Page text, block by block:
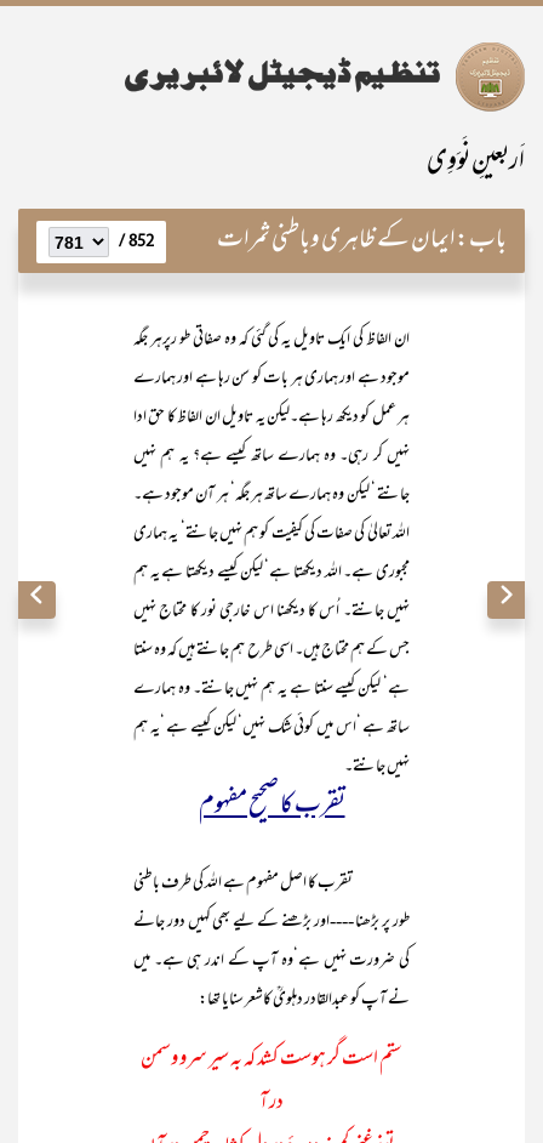
اَربعینِ نَوَوِی
باب:ایمان کے ظاہری وباطنی ثمرات 852 /
ان الفاظ کی ایک تاویل یہ کی گئی کہ وہ صفاتی طو رپرہر جگہ
موجود ہے اور ہماری ہر بات کو سن رہا ہے اور ہمارے
ہر عمل کو دیکھ رہا ہے۔لیکن یہ تاویل ان الفاظ کا حق ادا
نہیں کر رہی۔ وہ ہمارے ساتھ کیسے ہے؟ یہ ہم نہیں
جانتے ‘ لیکن وہ ہمارے ساتھ ہر جگہ‘ ہر آن موجود ہے۔
اللہ تعالیٰ کی صفات کی کیفیت کو ہم نہیں جانتے‘ یہ ہماری
مجبوری ہے۔ اللہ دیکھتا ہے‘ لیکن کیسے دیکھتا ہے یہ ہم
نہیں جانتے۔ اُس کا دیکھنا اس خارجی نور کا محتاج نہیں
جس کے ہم محتاج ہیں۔ اسی طرح ہم جانتے ہیں کہ وہ سنتا
ہے‘ لیکن کیسے سنتا ہے یہ ہم نہیں جانتے۔ وہ ہمارے
ساتھ ہے ‘اس میں کوئی شک نہیں‘ لیکن کیسے ہے ‘یہ ہم
نہیں جانتے۔
تقرب کا صحیح مفہوم
تقرب کا اصل مفہوم ہے اللہ کی طرف باطنی
طور پر بڑھنا ----اور بڑھنے کے لیے بھی کہیں دور جانے
کی ضرورت نہیں ہے‘وہ آپ کے اندر ہی ہے۔ میں
نے آپ کو عبدالقادر دہلویؒ کاشعر سنایا تھا:
ستم است گر ہوست کشد کہ بہ سیر سرو وسمن
در آ